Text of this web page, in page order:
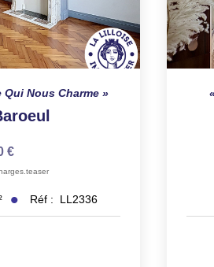
Nous Charme
€
Réf : LL2336